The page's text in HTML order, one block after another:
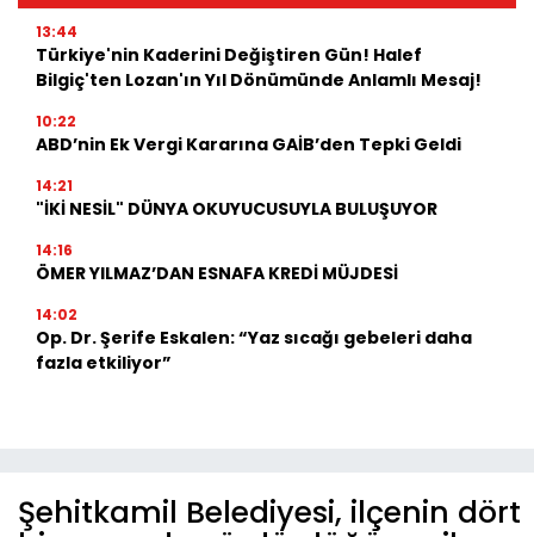
13:44
Türkiye'nin Kaderini Değiştiren Gün! Halef
Bilgiç'ten Lozan'ın Yıl Dönümünde Anlamlı Mesaj!
10:22
ABD’nin Ek Vergi Kararına GAİB’den Tepki Geldi
14:21
"İKİ NESİL" DÜNYA OKUYUCUSUYLA BULUŞUYOR
14:16
ÖMER YILMAZ’DAN ESNAFA KREDİ MÜJDESİ
14:02
Op. Dr. Şerife Eskalen: “Yaz sıcağı gebeleri daha
fazla etkiliyor”
Şehitkamil Belediyesi, ilçenin dört